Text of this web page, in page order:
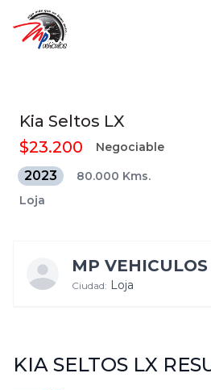
Kia Seltos LX
$23.200
Negociable
2023
80.000 Kms.
Loja
MP VEHICULOS
Ciudad: Loja
KIA SELTOS LX